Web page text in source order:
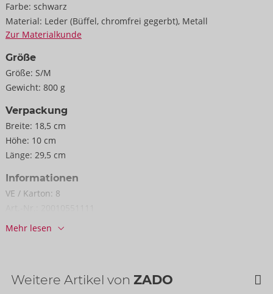
Farbe: schwarz
Material: Leder (Büffel, chromfrei gegerbt), Metall
Zur Materialkunde
Größe
Größe: S/M
Gewicht: 800 g
Verpackung
Breite: 18,5 cm
Höhe: 10 cm
Länge: 29,5 cm
Informationen
VE / Karton: 8
Barcode:
Mehr lesen
Weitere Artikel von ZADO